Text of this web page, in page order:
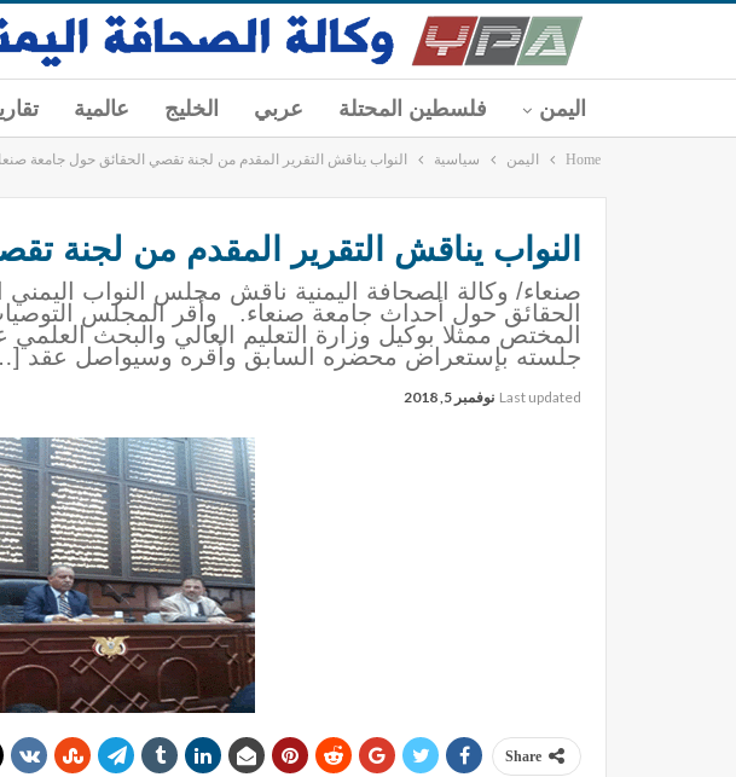
اليمن فلسطين المحتلة عربي الخليج عالمية
Home اليمن سياسية النواب يناقش التقرير المقدم من لجنة تقصي الحقائق حول جامعة
النواب يناقش التقرير المقدم من لجنة
صنعاء/ وكالة الصحافة اليمنية ناقش مجلس النواب اليمني
الحقائق حول أحداث جامعة صنعاء. وأقر المجلس
المختص ممثلا بوكيل وزارة التعليم العالي والبحث
جلسته بإستعراض محضره السابق وأقره وسيواصل عقد
Last updated نوفمبر 5, 2018
Share